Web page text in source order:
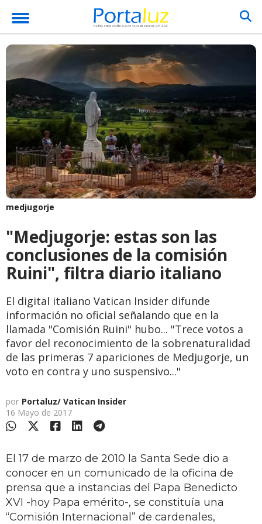
medjugorje
"Medjugorje: estas son las
conclusiones de la comisión
Ruini", filtra diario italiano
El digital italiano Vatican Insider difunde
información no oficial señalando que en la
llamada "Comisión Ruini" hubo... "Trece votos a
favor del reconocimiento de la sobrenaturalidad
de las primeras 7 apariciones de Medjugorje, un
voto en contra y uno suspensivo..."
por Portaluz/ Vatican Insider
16 Mayo de 2017
El 17 de marzo de 2010 la Santa Sede dio a
conocer en un comunicado de la oficina de
prensa que a instancias del Papa Benedicto
XVI -hoy Papa emérito-, se constituía una
“Comisión Internacional” de cardenales,